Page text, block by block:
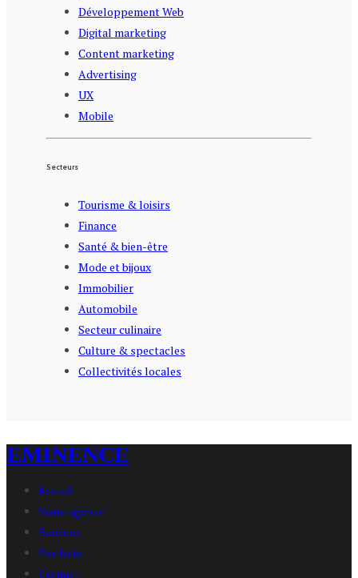
Développement Web
Digital marketing
Content marketing
Advertising
UX
Mobile
Secteurs
Tourisme & loisirs
Finance
Santé & bien-être
Mode et bijoux
Immobilier
Automobile
Secteur culinaire
Culture & spectacles
Collectivités locales
EMINENCE
Accueil
Notre agence
Services
Portfolio
Contact